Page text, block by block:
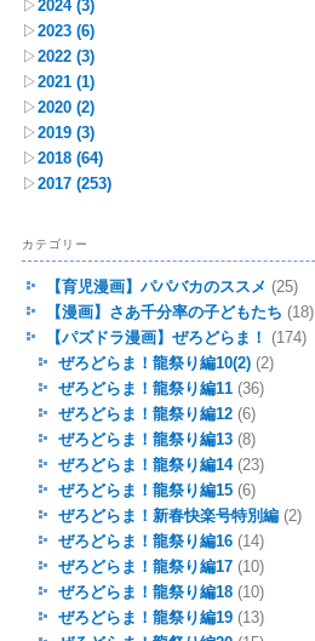
▷2024 (3)
▷2023 (6)
▷2022 (3)
▷2021 (1)
▷2020 (2)
▷2019 (3)
▷2018 (64)
▷2017 (253)
カテゴリー
【育児漫画】パパバカのススメ (25)
【漫画】さあ千分率の子どもたち (18)
【パズドラ漫画】ぜろどらま！
(174)
ぜろどらま！龍祭り編10(2)(2)
ぜろどらま！龍祭り編11(36)
ぜろどらま！龍祭り編12(6)
ぜろどらま！龍祭り編13(8)
ぜろどらま！龍祭り編14(23)
ぜろどらま！龍祭り編15(6)
ぜろどらま！新春快楽号特別編(2)
ぜろどらま！龍祭り編16(14)
ぜろどらま！龍祭り編17(10)
ぜろどらま！龍祭り編18(10)
ぜろどらま！龍祭り編19(13)